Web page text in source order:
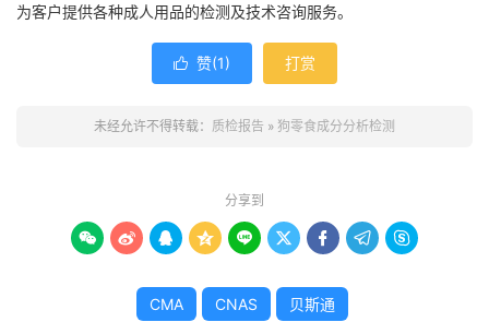
为客户提供各种成人用品的检测及技术咨询服务。
 赞(1) 打赏
未经允许不得转载： 质检报告 » 狗零食成分分析检测
分享到
        
CMA CNAS 贝斯通